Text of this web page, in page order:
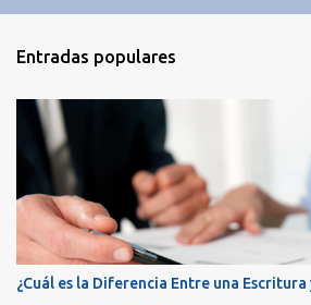
Entradas populares
¿Cuál es la Diferencia Entre una